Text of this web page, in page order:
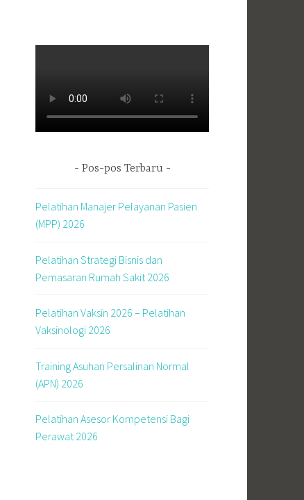
Pos-pos Terbaru
Pelatihan Manajer Pelayanan Pasien
(MPP) 2026
Pelatihan Strategi Bisnis dan
Pemasaran Rumah Sakit 2026
Pelatihan Vaksin 2026 – Pelatihan
Vaksinologi 2026
Training Asuhan Persalinan Normal
(APN) 2026
Pelatihan Asesor Kompetensi Bagi
Perawat 2026